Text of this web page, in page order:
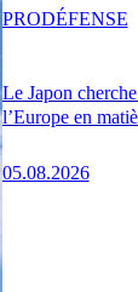
Le Japon
l’Europe en
05.08.2026
PRODÉFENSE